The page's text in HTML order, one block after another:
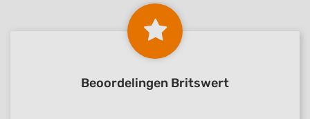
Beoordelingen Britswert